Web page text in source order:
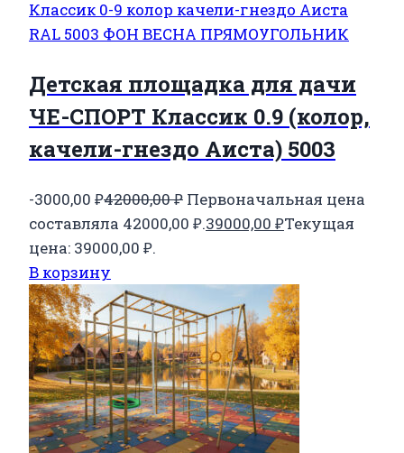
Детская площадка для дачи
ЧЕ-СПОРТ Классик 0.9 (колор,
качели-гнездо Аиста) 5003
-3000,00 ₽42000,00₽ Первоначальная цена
составляла 42000,00 ₽.39000,00 ₽Текущая
цена: 39000,00 ₽.
В корзину